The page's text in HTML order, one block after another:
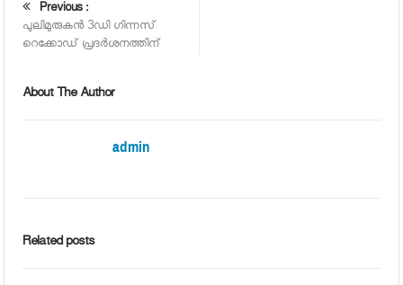
Previous :
പുലിമുരുകന്‍ 3ഡി ഗിന്നസ്
റെക്കോഡ് പ്രദര്‍ശനത്തിന്
About The Author
admin
Related posts